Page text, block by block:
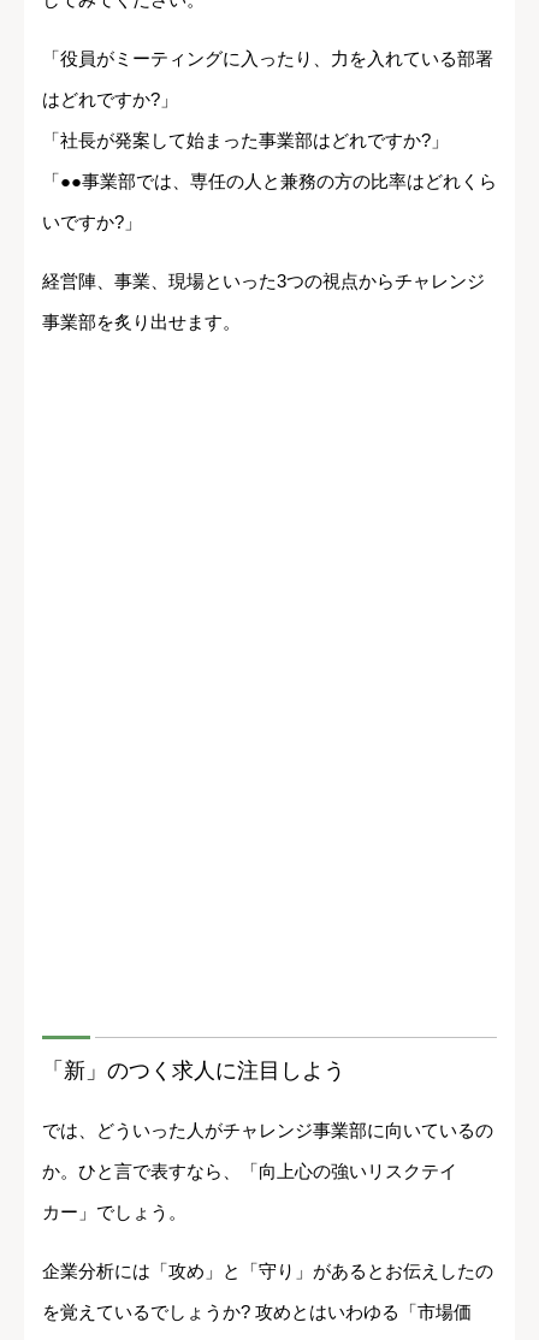
「役員がミーティングに入ったり、力を入れている部署
はどれですか?」
「社長が発案して始まった事業部はどれですか?」
「●●事業部では、専任の人と兼務の方の比率はどれくら
いですか?」
経営陣、事業、現場といった3つの視点からチャレンジ
事業部を炙り出せます。
「新」のつく求人に注目しよう
では、どういった人がチャレンジ事業部に向いているの
か。ひと言で表すなら、「向上心の強いリスクテイ
カー」でしょう。
企業分析には「攻め」と「守り」があるとお伝えしたの
を覚えているでしょうか? 攻めとはいわゆる「市場価